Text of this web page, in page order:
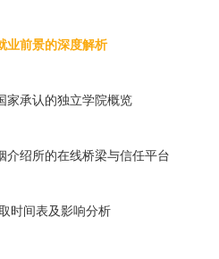
业前景的深度解析
家承认的独立学院概览
介绍所的在线桥梁与信任平台
时间表及影响分析